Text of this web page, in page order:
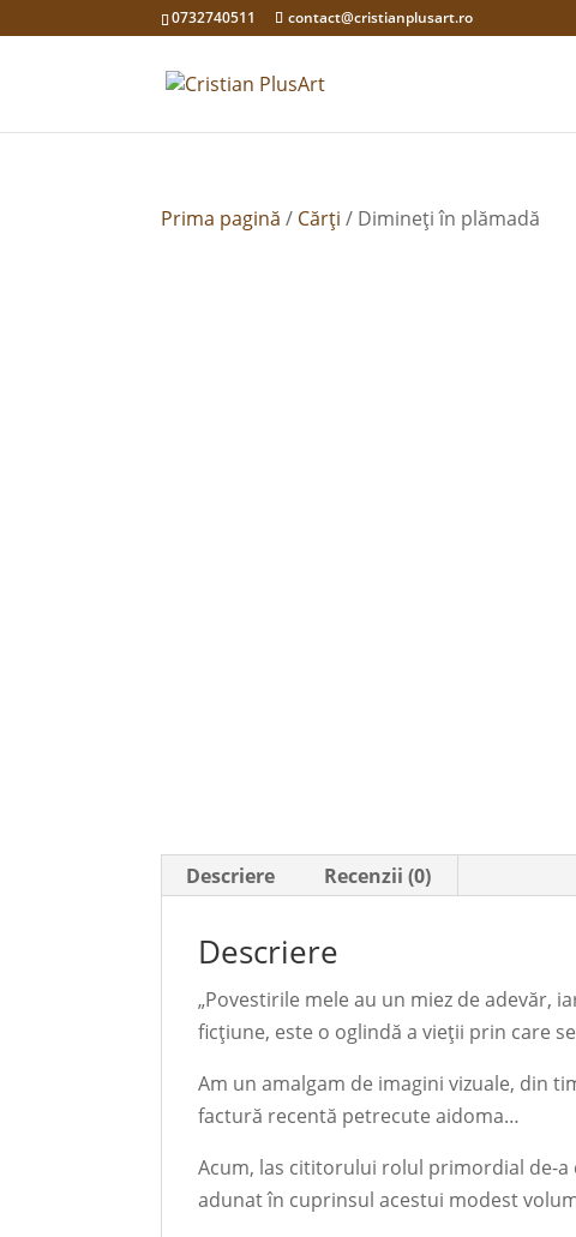
0732740511 contact@cristianplusart.ro
Prima pagină / Cărți / Dimineți în plămadă
Descriere Recenzii (0)
Descriere
„Povestirile mele au un miez de adevăr,
ficţiune, este o oglindă a vieţii prin care
Am un amalgam de imagini vizuale, din
factură recentă petrecute aidoma…
Acum, las cititorului rolul primordial de-a
adunat în cuprinsul acestui modest